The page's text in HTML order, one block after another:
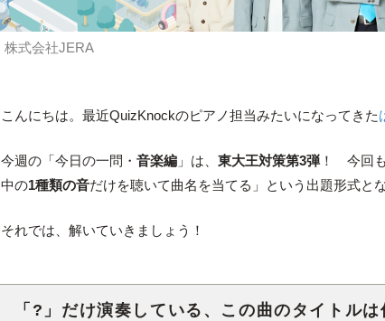
株式会社JERA
こんにちは。最近QuizKnockのピアノ担当みたいになってきた
今週の「今日の一問・音楽編 」は、東大王対策第3弾 ！ 今回
中の1種類の音だけを聴いて曲名を当てる」という出題形式と
それでは、解いていきましょう！
「?」だけ演奏している、この曲のタイトルは